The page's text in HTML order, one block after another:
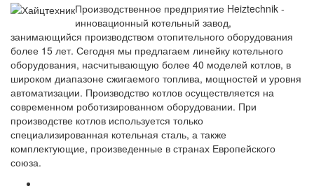
Производственное предприятие Heiztechnik -
инновационный котельный завод,
занимающийся производством отопительного оборудования
более 15 лет. Сегодня мы предлагаем линейку котельного
оборудования, насчитывающую более 40 моделей котлов, в
широком диапазоне сжигаемого топлива, мощностей и уровня
автоматизации. Производство котлов осуществляется на
современном роботизированном оборудовании. При
производстве котлов используется только
специализированная котельная сталь, а также
комплектующие, произведенные в странах Европейского
союза.